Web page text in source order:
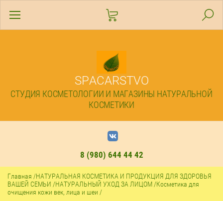
SPACARSTVO
СТУДИЯ КОСМЕТОЛОГИИ И МАГАЗИНЫ НАТУРАЛЬНОЙ
КОСМЕТИКИ
8 (980) 644 44 42
Главная /НАТУРАЛЬНАЯ КОСМЕТИКА И ПРОДУКЦИЯ ДЛЯ ЗДОРОВЬЯ
ВАШЕЙ СЕМЬИ /НАТУРАЛЬНЫЙ УХОД ЗА ЛИЦОМ /Косметика для
очищения кожи век, лица и шеи /